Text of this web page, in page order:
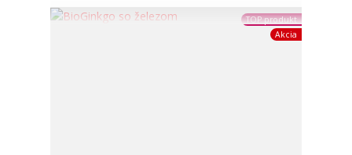
TOP produkt
Akcia